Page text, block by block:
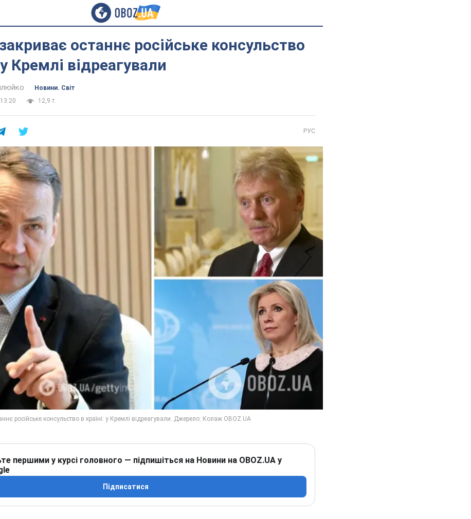
останнє російське консульство
у Кремлі відреагували
Новини. Світ
12,9 т.
РУС
першими у курсі головного — підпишіться на Новини на OBOZ.UA у
Підписатися